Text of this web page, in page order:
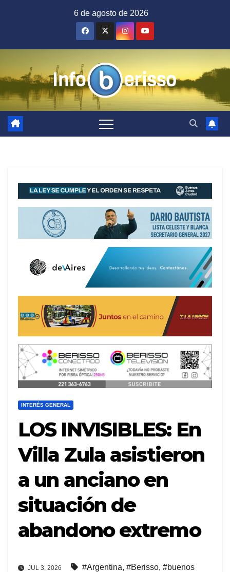
6 de agosto de 2026
INTERÉS GENERAL
LOS INVISIBLES: En
Villa Zula asistieron
a un anciano en
situación de
abandono extremo
JUL 3, 2026 #Argentina, #Berisso, #buenos